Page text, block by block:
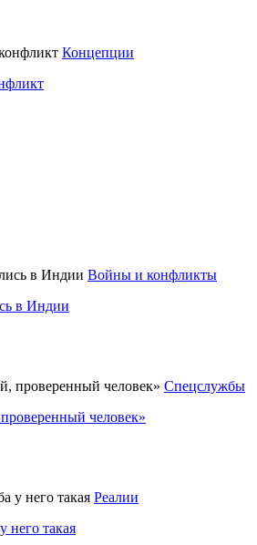
Концепции
Войны и конфликты
в Индии
Спецслужбы
человек»
Реалии
него такая